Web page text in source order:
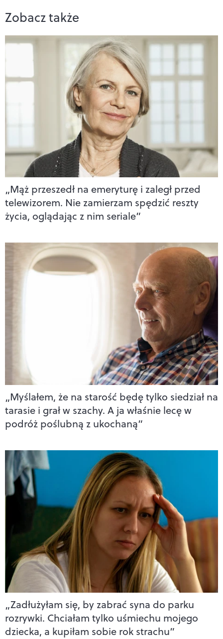
Zobacz także
„Mąż przeszedł na emeryturę i zaległ przed
telewizorem. Nie zamierzam spędzić reszty
życia, oglądając z nim seriale”
„Myślałem, że na starość będę tylko siedział na
tarasie i grał w szachy. A ja właśnie lecę w
podróż poślubną z ukochaną”
„Zadłużyłam się, by zabrać syna do parku
rozrywki. Chciałam tylko uśmiechu mojego
dziecka, a kupiłam sobie rok strachu”